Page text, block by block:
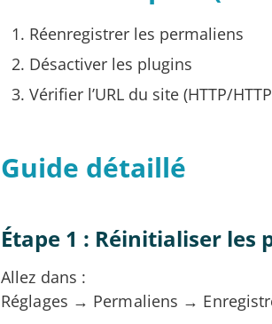
Réenregistrer les permaliens
Désactiver les plugins
Vérifier l’URL du site (HTTP/
Guide détaillé
Étape 1 : Réinitialiser les
Allez dans :
Réglages → Permaliens →